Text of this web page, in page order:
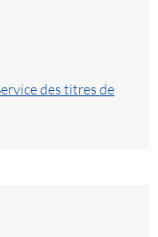
des titres de